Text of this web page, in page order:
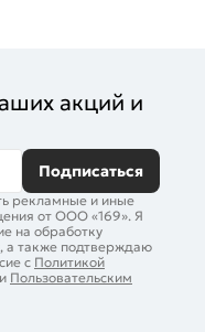
акций и
Подписаться
рекламные и иные
от ООО «169». Я
на обработку
а также подтверждаю
с Политикой
и Пользовательским